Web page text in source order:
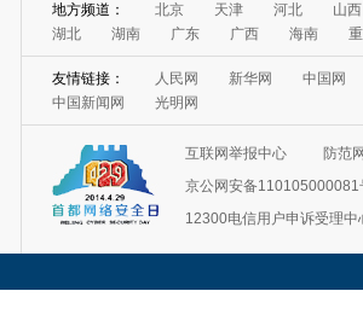
地方频道： 北京 天津 河北
山西
湖北
湖南 广东 广西 海南
友情链接： 人民网 新华网
中国网
中国新闻网
光明网
互联网举报中心
防范
京公网安备110105000081
12300电信用户申诉受理中